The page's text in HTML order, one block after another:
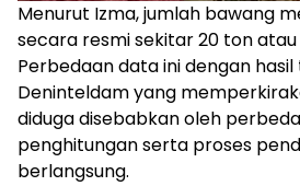
Menurut Izma, jumlah bawang
secara resmi sekitar 20 ton
Perbedaan data ini dengan
Deninteldam yang
diduga disebabkan oleh
penghitungan serta proses
berlangsung.